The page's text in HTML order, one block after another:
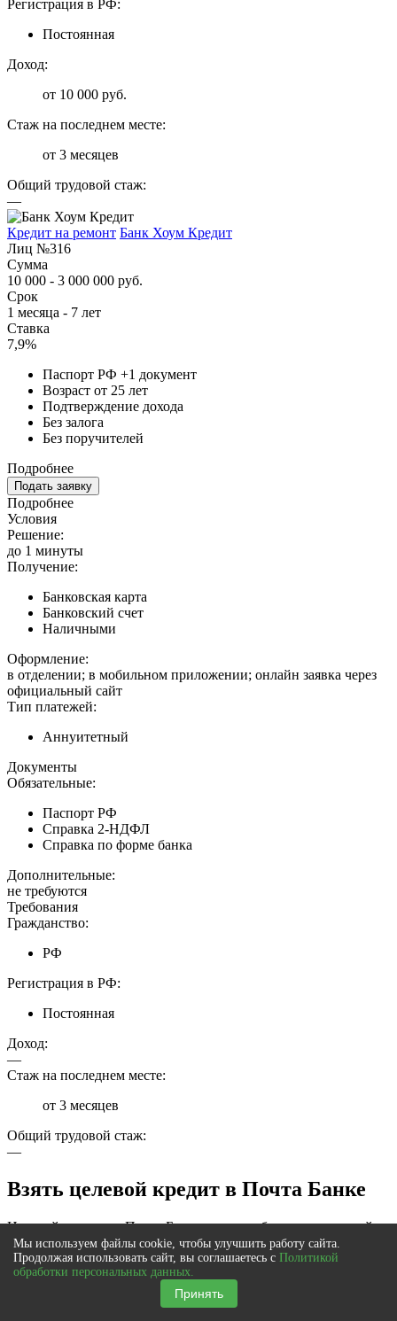
Регистрация в РФ:
Постоянная
Доход:
от 10 000 руб.
Стаж на последнем месте:
от 3 месяцев
Общий трудовой стаж:
—
Кредит на ремонт Банк Хоум Кредит
Лиц №316
Сумма
10 000 - 3 000 000 руб.
Срок
1 месяца - 7 лет
Ставка
7,9%
Паспорт РФ +1 документ
Возраст от 25 лет
Подтверждение дохода
Без залога
Без поручителей
Подробнее
Подать заявку
Подробнее
Условия
Решение:
до 1 минуты
Получение:
Банковская карта
Банковский счет
Наличными
Оформление:
в отделении; в мобильном приложении; онлайн заявка через
официальный сайт
Тип платежей:
Аннуитетный
Документы
Обязательные:
Паспорт РФ
Справка 2-НДФЛ
Справка по форме банка
Дополнительные:
не требуются
Требования
Гражданство:
РФ
Регистрация в РФ:
Постоянная
Доход:
—
Стаж на последнем месте:
от 3 месяцев
Общий трудовой стаж:
—
Взять целевой кредит в Почта Банке
Целевой кредит от Почта Банка – это наиболее популярный
среди физических лиц кредит. Оформить его можно для
реализации определенной задачи. Например, на:
Получение образования.
Мы используем файлы cookie, чтобы улучшить работу сайта.
Продолжая использовать сайт, вы соглашаетесь с Политикой
обработки персональных данных.
Принять